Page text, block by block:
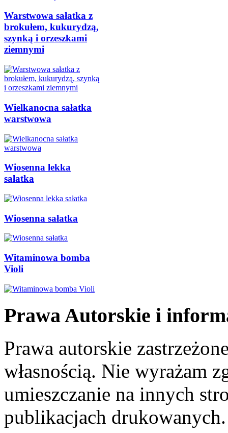
Warstwowa sałatka z
brokułem, kukurydzą,
szynką i orzeszkami
ziemnymi
Wielkanocna sałatka
warstwowa
Wiosenna lekka
sałatka
Wiosenna sałatka
Witaminowa bomba
Violi
Prawa Autorskie i
Prawa autorskie
własnością. Nie wyrażam
umieszczanie na innych
publikacjach drukowanych.